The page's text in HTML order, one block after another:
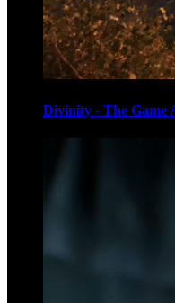
Divinity - The Game